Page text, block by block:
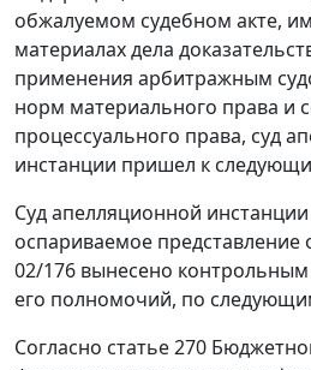
обжалуемом судебном акте,
материалах дела
применения арбитражным
норм материального права и
процессуального права, суд
инстанции пришел к
Суд апелляционной инстанции
оспариваемое представление
02/176 вынесено
его полномочий, по
Согласно статье 270